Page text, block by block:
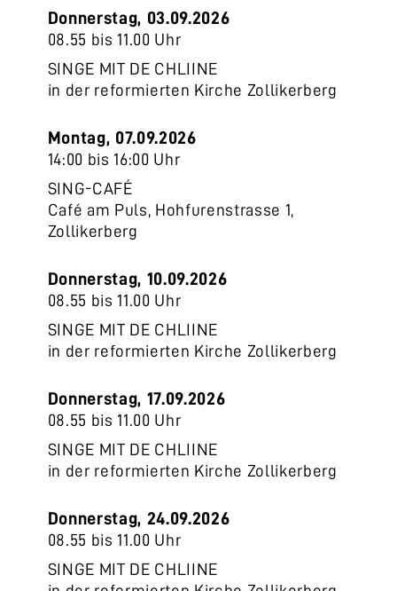
Donnerstag, 03.09.2026
08.55 bis 11.00 Uhr
SINGE MIT DE CHLIINE
in der reformierten Kirche Zollikerberg
Montag, 07.09.2026
14:00 bis 16:00 Uhr
SING-CAFÉ
Café am Puls, Hohfurenstrasse 1,
Zollikerberg
Donnerstag, 10.09.2026
08.55 bis 11.00 Uhr
SINGE MIT DE CHLIINE
in der reformierten Kirche Zollikerberg
Donnerstag, 17.09.2026
08.55 bis 11.00 Uhr
SINGE MIT DE CHLIINE
in der reformierten Kirche Zollikerberg
Donnerstag, 24.09.2026
08.55 bis 11.00 Uhr
SINGE MIT DE CHLIINE